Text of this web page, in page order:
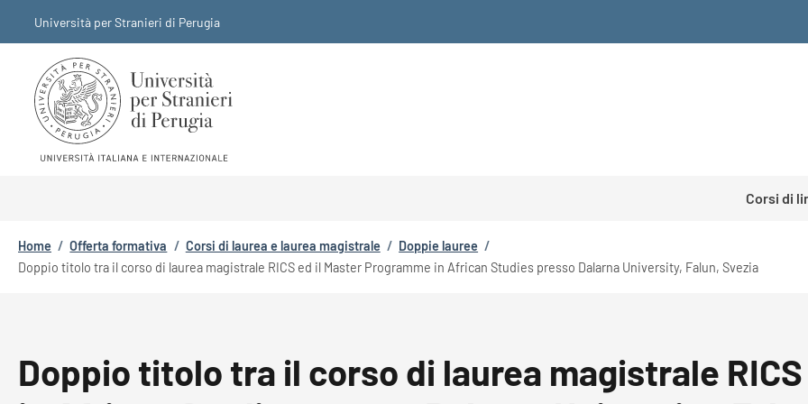
Università per Stranieri di Perugia
Corsi di
Briciole di pane
Home / Offerta formativa / Corsi di laurea e laurea magistrale / Doppie lauree /
Doppio titolo tra il corso di laurea magistrale RICS ed il Master Programme in African Studies presso Dalarna University, Falun, Svezia
Doppio titolo tra il corso di laurea magistrale